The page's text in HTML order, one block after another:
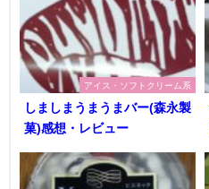
アイス・ソフトクリーム系
しましまうまうまバー(森永製
菓)感想・レビュー